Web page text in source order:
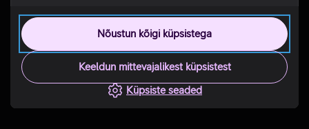
Nõustun kõigi küpsistega
Keeldun mittevajalikest küpsistest
Küpsiste seaded